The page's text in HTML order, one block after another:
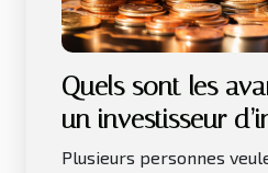
Quels sont les
un investisseur
les LMNP ?
Plusieurs personnes